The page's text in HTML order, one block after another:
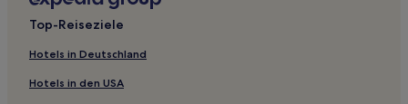
Hostels in Carrer de Montcada
Hostels in Rambla de Catalunya
Aparthotels in Rambla de Catalunya
Pensionen in Rambla de Catalunya
Top-Reiseziele
Hotels in Deutschland
Hotels in den USA